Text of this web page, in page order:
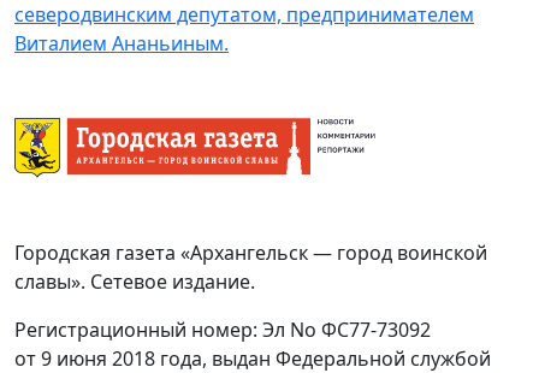
северодвинским депутатом, предпринимателем
Виталием Ананьиным.
Городская газета «Архангельск — город воинской
славы». Сетевое издание.
Регистрационный номер: Эл No ФС77-73092
от 9 июня 2018 года, выдан Федеральной службой